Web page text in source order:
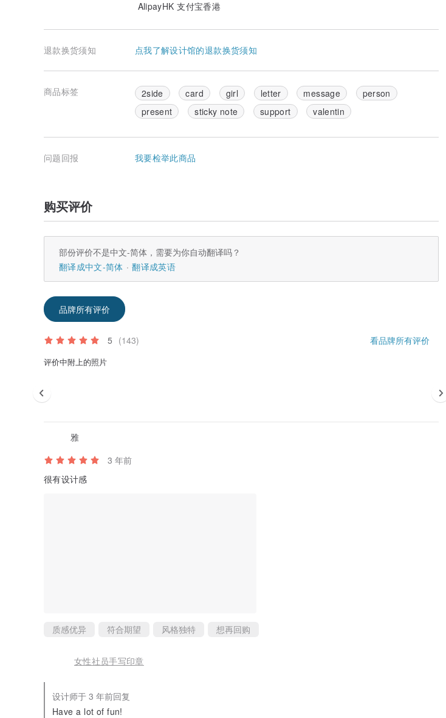
AlipayHK 支付宝香港
退款换货须知 点我了解设计馆的退款换货须知
商品标签 2side card girl letter message
person
present
sticky note support valentin
问题回报 我要检举此商品
购买评价
部份评价不是中文-简体，需要为你自动翻译吗？
翻译成中文-简体
翻译成英语
品牌所有评价
5 (143) 看品牌所有评价
评价中附上的照片
雅
3 年前
很有设计感
质感优异 符合期望 风格独特 想再回购
女性社员手写印章
设计师于 3 年前回复
Have a lot of fun!